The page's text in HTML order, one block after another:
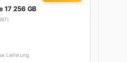
17 256 GB
Lieferung